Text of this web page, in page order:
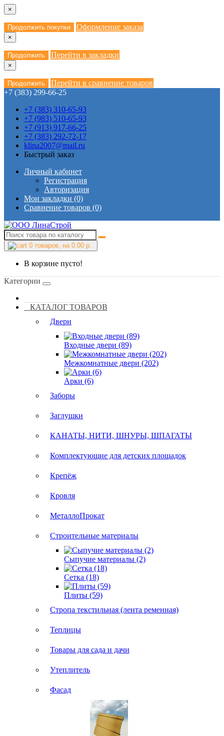
×
Продолжить покупки Оформление заказа
×
Продолжить Перейти в закладки
×
Продолжить
Перейти в сравнение товаров
+7 (383) 299-66-25
+7 (383) 310-65-93
+7 (983) 510-65-93
+7 (913) 917-66-25
+7 (383) 292-72-17
klina2007@mail.ru
Быстрый заказ
Личный кабинет
Регистрация
Авторизация
Мои закладки (0)
Сравнение товаров (0)
0 товаров, на 0.00 р.
В корзине пусто!
Категории
КАТАЛОГ ТОВАРОВ
Двери
Входные двери (89)
Межкомнатные двери (202)
Арки (6)
Заборы
Заглушки
КАНАТЫ, НИТИ, ШНУРЫ, ШПАГАТЫ
Комплектующие для детских площадок
Крепёж
Кровля
МеталлоПрокат
Строительные материалы
Сыпучие материалы (2)
Сетка (18)
Плиты (59)
Стропа текстильная (лента ременная)
Теплицы
Товары для сада и дачи
Утеплитель
Фасад